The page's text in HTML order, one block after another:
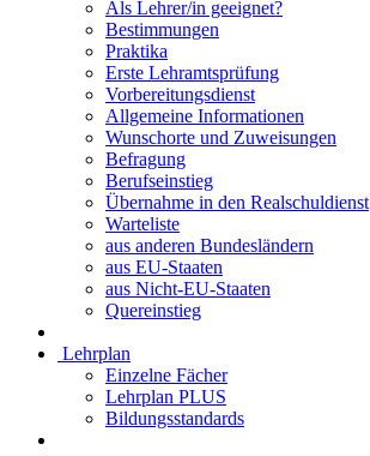
Als Lehrer/in geeignet?
Bestimmungen
Praktika
Erste Lehramtsprüfung
Vorbereitungsdienst
Allgemeine Informationen
Wunschorte und Zuweisungen
Befragung
Berufseinstieg
Übernahme in den Realschuldienst
Warteliste
aus anderen Bundesländern
aus EU-Staaten
aus Nicht-EU-Staaten
Quereinstieg
Lehrplan
Einzelne Fächer
Lehrplan PLUS
Bildungsstandards